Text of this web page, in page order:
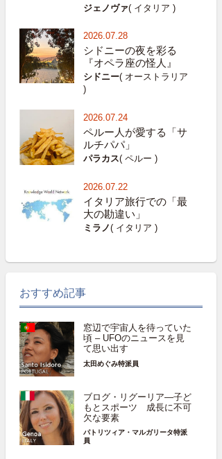
ジェノヴァ( イタリア )
2026.07.28
シドニーの夜を彩る
『オペラ座の怪人』
シドニー( オーストラリア
)
2026.07.24
ペルー人が愛する「サ
ルチパパ」
パラカス( ペルー )
2026.07.22
イタリア旅行での「最
大の勘違い」
ミラノ( イタリア )
おすすめ記事
窓辺で宇宙人を待っていた
頃 – UFOのニュースを見
て思い出す
太田めぐみ特派員
ブログ・リグーリア―子ど
もとスポーツ 成長に不可
欠な要素
パトリツィア・マルガリータ特派
員